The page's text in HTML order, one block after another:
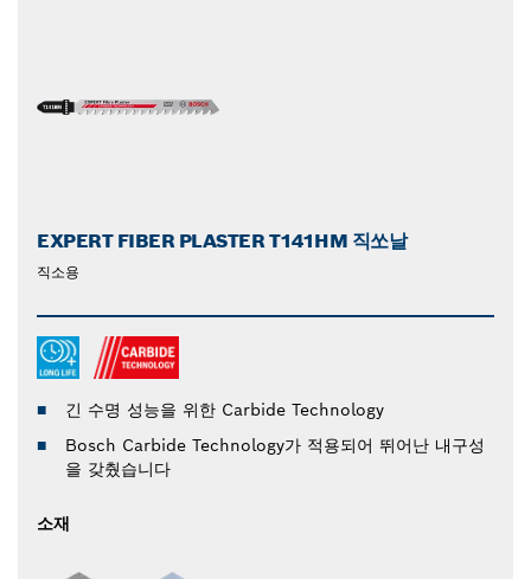
EXPERT FIBER PLASTER T141HM 직쏘날
직소용
긴 수명 성능을 위한 Carbide Technology
Bosch Carbide Technology가 적용되어 뛰어난 내구성
을 갖췄습니다
소재